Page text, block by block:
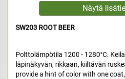
SW203 ROOT BEER
Polttolämpötila 1200 - 1280°C.
läpinäkyvän, rikkaan, kiiltävän
provide a hint of color with one